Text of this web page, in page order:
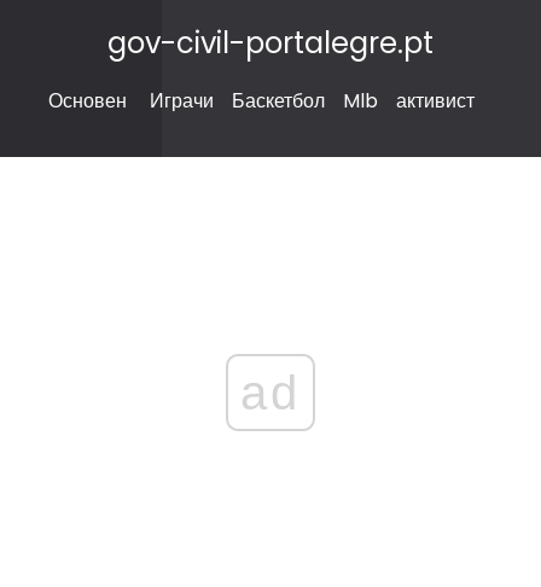
gov-civil-portalegre.pt
Основен Играчи Баскетбол Mlb активист
ad